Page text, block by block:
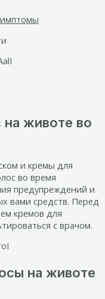
на животе во
и кремы для
во время
предупреждений и
вами средств. Перед
кремов для
с врачом.
на животе